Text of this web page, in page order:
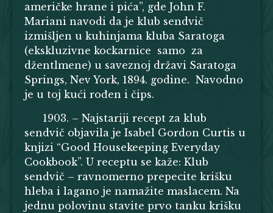
američke hrane i pića”, gde John F.
Mariani navodi da je klub sendvič
izmišljen u kuhinjama kluba Saratoga
(ekskluzivne kockarnice samo za
džentlmene) u saveznoj državi Saratoga
Springs, Nev York, 1894. godine. Navodno
je u toj kući rođen i čips.
1903. – Najstariji recept za klub
sendvič objavila je Isabel Gordon Curtis u
knjizi “Good Housekeeping Everyday
Cookbook”. U receptu se kaže: Klub
sendvič – ravnomerno prepecite krišku
hleba i lagano je namažite maslacem. Na
jednu polovinu stavite prvo tanku krišku